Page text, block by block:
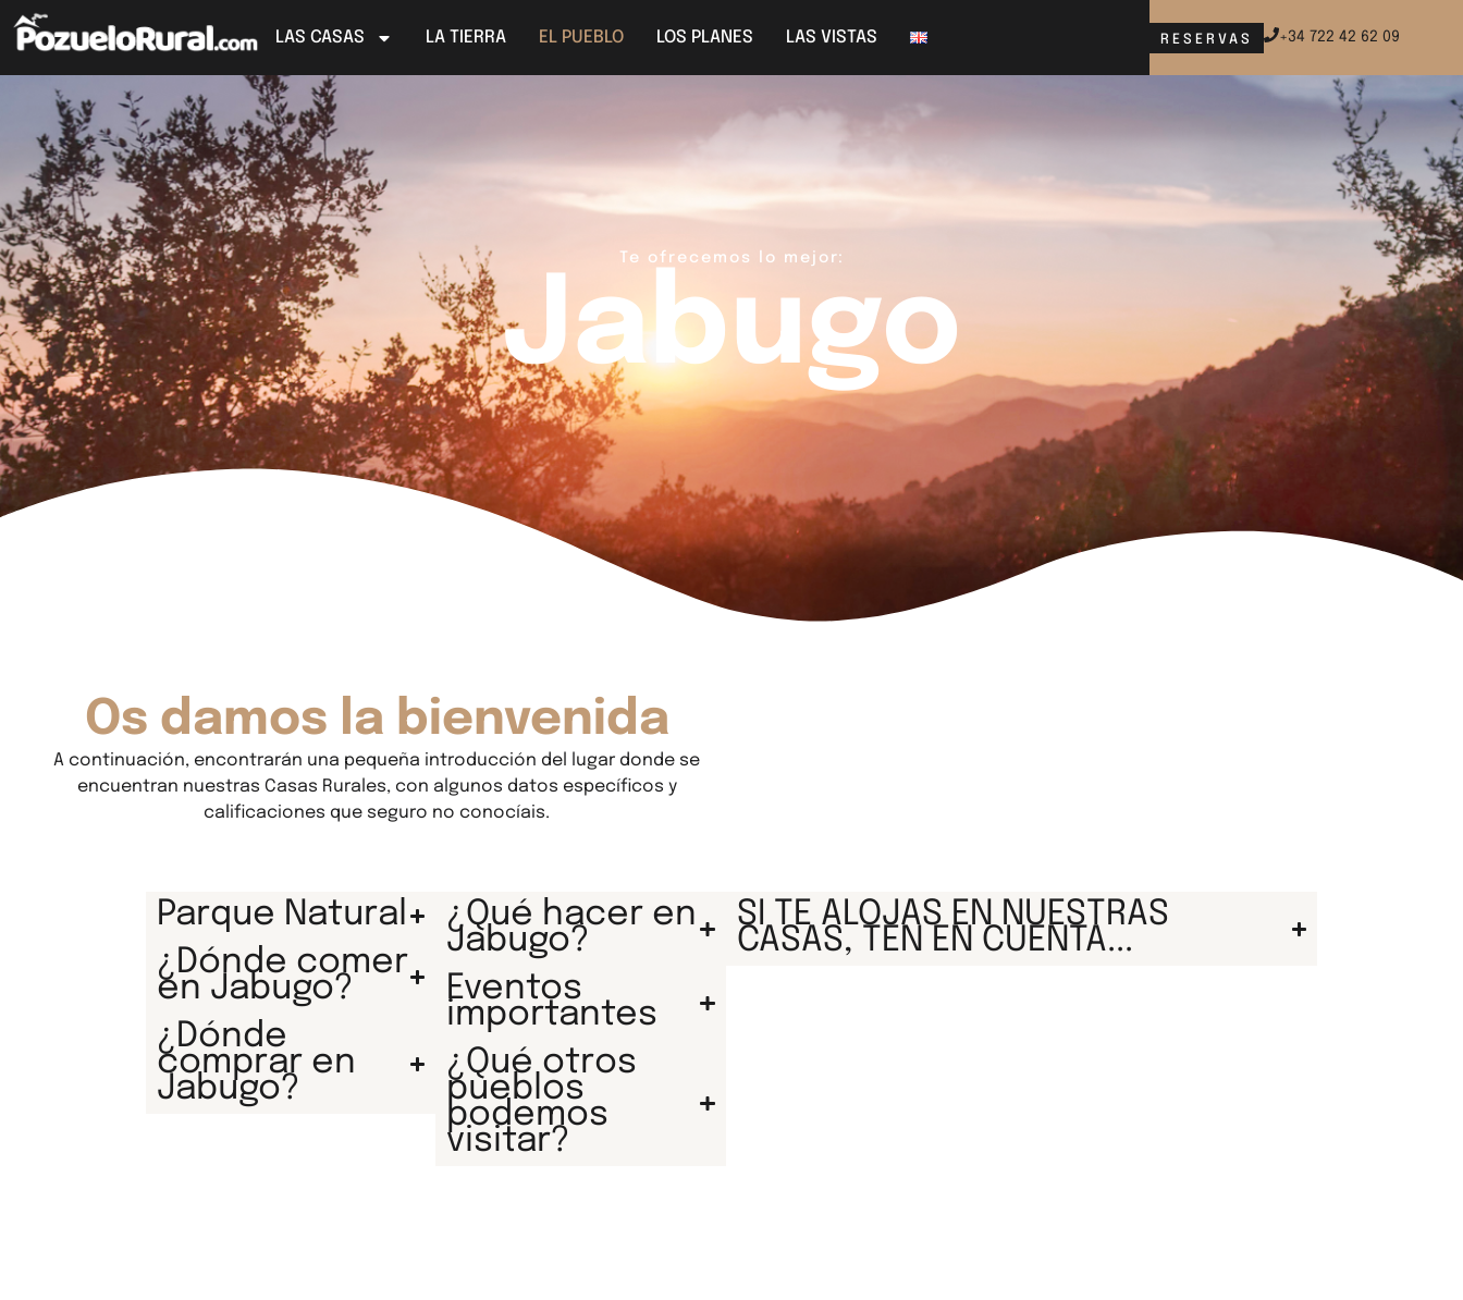
LAS CASAS LA TIERRA EL PUEBLO LOS PLANES LAS VISTAS RESERVAS +34 722 42 62 09​
Te ofrecemos lo mejor:
Jabugo
Os damos la bienvenida
A continuación, encontrarán una pequeña introducción del lugar donde se
encuentran nuestras Casas Rurales, con algunos datos específicos y
calificaciones que seguro no conocíais.
Parque Natural
¿Dónde comer
en Jabugo?
¿Dónde
comprar en
Jabugo?
¿Qué hacer en
Jabugo?
Eventos
importantes
¿Qué otros
pueblos
podemos
visitar?
SI TE ALOJAS EN NUESTRAS
CASAS, TEN EN CUENTA...